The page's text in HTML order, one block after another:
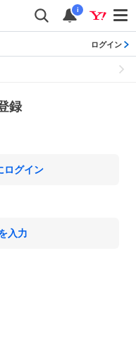
i
ログイン
録
ログイン
入力